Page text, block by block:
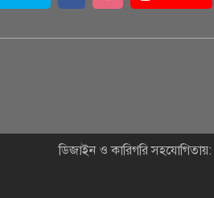
ডিজাইন ও কারিগরি সহযোগিতায়: